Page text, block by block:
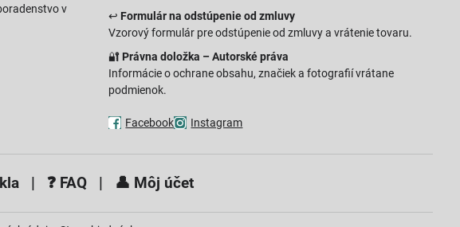
v
↩️ Formulár na odstúpenie od zmluvy
Vzorový formulár pre odstúpenie od zmluvy a vrátenie tovaru.
🔐 Právna doložka – Autorské práva
Informácie o ochrane obsahu, značiek a fotografií vrátane
podmienok.
Facebook Instagram
| ❓ FAQ | 👤 Môj účet